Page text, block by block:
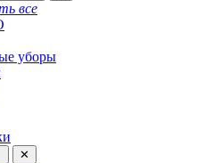
все
уборы
✕